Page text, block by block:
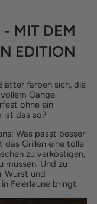
- MIT DEM
EDITION
färben sich, die
Gange.
ohne ein
ist das so?
Was passt besser
das Grillen eine tolle
zu verköstigen,
müssen. Und zu
Wurst und
Feierlaune bringt.